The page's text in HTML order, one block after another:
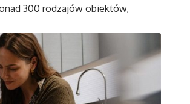
300 rodzajów obiektów,